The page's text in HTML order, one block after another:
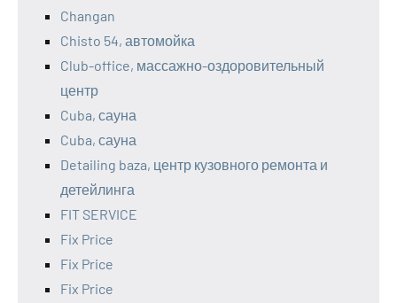
Changan
Chisto 54, автомойка
Club-office, массажно-оздоровительный
центр
Cuba, сауна
Cuba, сауна
Detailing baza, центр кузовного ремонта и
детейлинга
FIT SERVICE
Fix Price
Fix Price
Fix Price